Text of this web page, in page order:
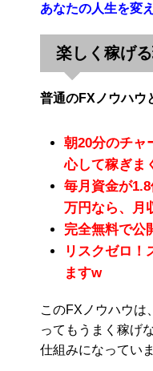
あなたの人生を変
楽しく稼げ
普通のFXノウハウ
朝20分のチャ
心して稼ぎま
毎月資金が
万円なら、月
完全無料で公
リスクゼロ！
ますw
このFXノウハウは
ってもうまく稼げ
仕組みになっていま